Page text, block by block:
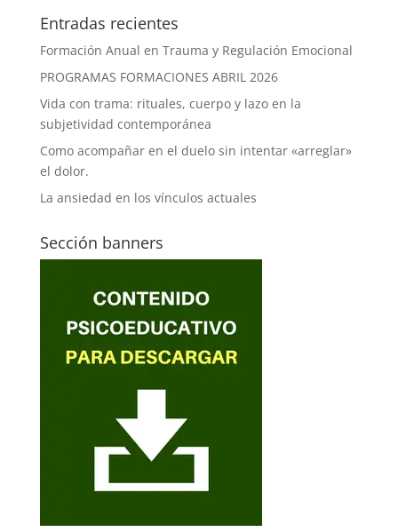
Entradas recientes
Formación Anual en Trauma y Regulación Emocional
PROGRAMAS FORMACIONES ABRIL 2026
Vida con trama: rituales, cuerpo y lazo en la
subjetividad contemporánea
Como acompañar en el duelo sin intentar «arreglar»
el dolor.
La ansiedad en los vínculos actuales
Sección banners